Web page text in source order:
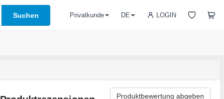
Suchen LOGIN
Privatkunde DE
Produktbewertung abgeben